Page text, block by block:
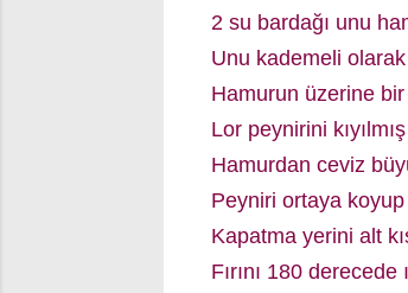
2 su bardağı unu
Unu kademeli
Hamurun üzerine
Lor peynirini
Hamurdan ceviz
Peyniri ortaya
Kapatma yerini alt
Fırını 180 derecede